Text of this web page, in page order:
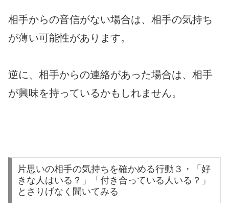
相手からの音信がない場合は、相手の気持ち
が薄い可能性があります。
逆に、相手からの連絡があった場合は、相手
が興味を持っているかもしれません。
片思いの相手の気持ちを確かめる行動３・「好
きな人はいる？」「付き合っている人いる？」
とさりげなく聞いてみる